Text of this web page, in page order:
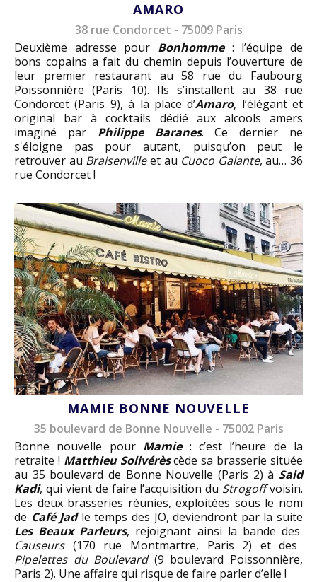
AMARO
38 rue Condorcet - 75009 Paris
Deuxième adresse pour Bonhomme : l’équipe de
bons copains a fait du chemin depuis l’ouverture de
leur premier restaurant au 58 rue du Faubourg
Poissonnière (Paris 10). Ils s’installent au 38 rue
Condorcet (Paris 9), à la place d’Amaro, l’élégant et
original bar à cocktails dédié aux alcools amers
imaginé parPhilippe Baranes. Ce dernier ne
s'éloigne pas pour autant, puisqu’on peut le
retrouver au Braisenvilleet au Cuoco Galante, au… 36
rue Condorcet !
MAMIE BONNE NOUVELLE
35 boulevard de Bonne Nouvelle - 75002 Paris
Bonne nouvelle pour Mamie : c’est l’heure de la
retraite ! Matthieu Solivérèscède sa brasserie située
au 35 boulevard de Bonne Nouvelle (Paris 2) à Said
Kadi, qui vient de faire l’acquisition du Strogoffvoisin.
Les deux brasseries réunies, exploitées sous le nom
de Café Jad le temps des JO, deviendront par la suite
Les Beaux Parleurs, rejoignant ainsi la bande des
Causeurs(170 rue Montmartre, Paris 2) et des
Pipelettes du Boulevard(9 boulevard Poissonnière,
Paris 2). Une affaire qui risque de faire parler d’elle !